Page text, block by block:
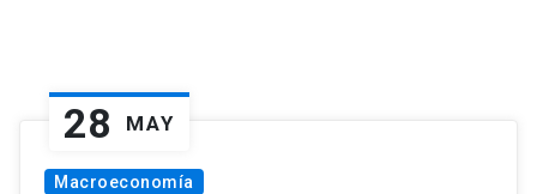
28 MAY
Macroeconomía